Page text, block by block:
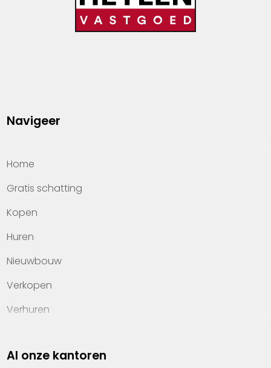
Navigeer
Home
Gratis schatting
Kopen
Huren
Nieuwbouw
Verkopen
Verhuren
Property management
Al onze kantoren